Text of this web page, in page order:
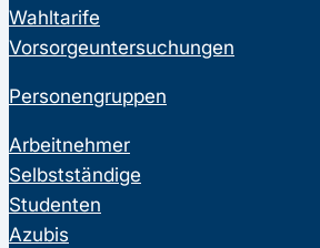
Wahltarife
Vorsorgeuntersuchungen
Personengruppen
Arbeitnehmer
Selbstständige
Studenten
Azubis